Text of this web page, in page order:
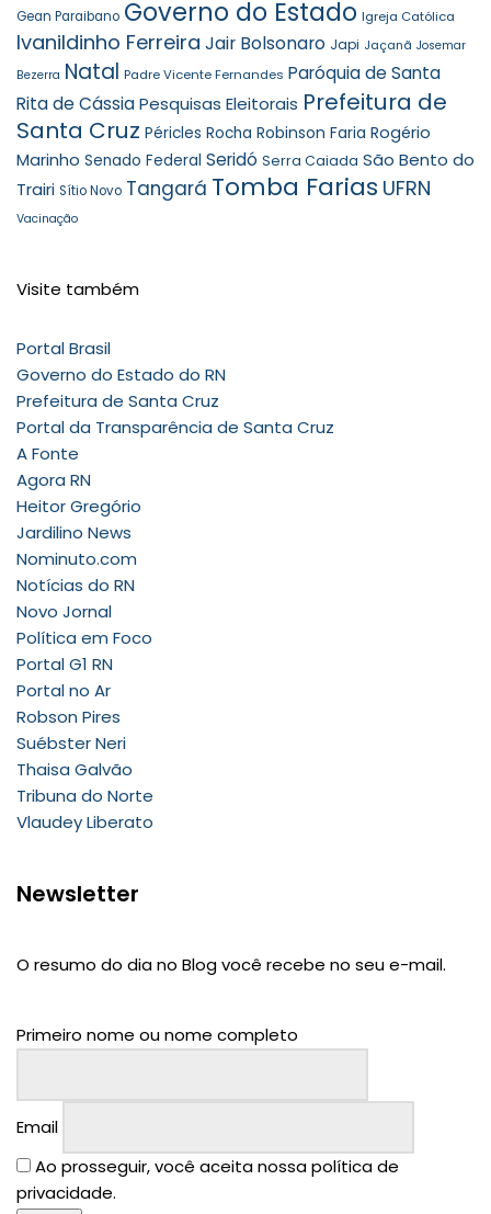
Gean Paraibano Governo do Estado Igreja Católica
Ivanildinho Ferreira Jair Bolsonaro Japi Jaçanã Josemar
Bezerra Natal Padre Vicente Fernandes Paróquia de Santa
Rita de CássiaPesquisas Eleitorais Prefeitura de
Santa Cruz Péricles Rocha Robinson Faria Rogério
Marinho Senado Federal Seridó Serra Caiada São Bento do
Trairi Sítio Novo Tangará Tomba Farias UFRN
Vacinação
Visite também
Portal Brasil
Governo do Estado do RN
Prefeitura de Santa Cruz
Portal da Transparência de Santa Cruz
A Fonte
Agora RN
Heitor Gregório
Jardilino News
Nominuto.com
Notícias do RN
Novo Jornal
Política em Foco
Portal G1 RN
Portal no Ar
Robson Pires
Suébster Neri
Thaisa Galvão
Tribuna do Norte
Vlaudey Liberato
Newsletter
O resumo do dia no Blog você recebe no seu e-mail.
Primeiro nome ou nome completo
Email
Ao prosseguir, você aceita nossa política de
privacidade.